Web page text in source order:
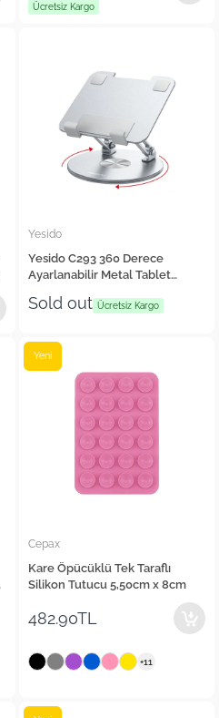
Ücretsiz Kargo
Yesido
Yesido C293 360 Derece
Ayarlanabilir Metal Tablet
Sold out Ücretsiz Kargo
Cepax
Kare Öpücüklü Tek Taraflı
Silikon Tutucu 5,50cm x 8cm
Yeni
482.90TL
+11